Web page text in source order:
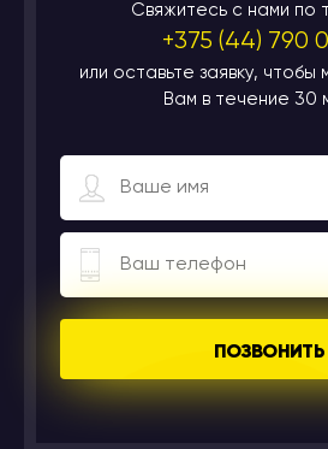
Свяжитесь с нами по
+375 (44) 790
или оставьте заявку, чтобы
Вам в течение 30
ПОЗВОНИТЬ